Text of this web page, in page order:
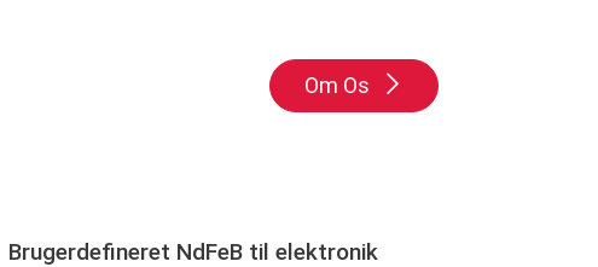
Om Os
Brugerdefineret NdFeB til elektronik